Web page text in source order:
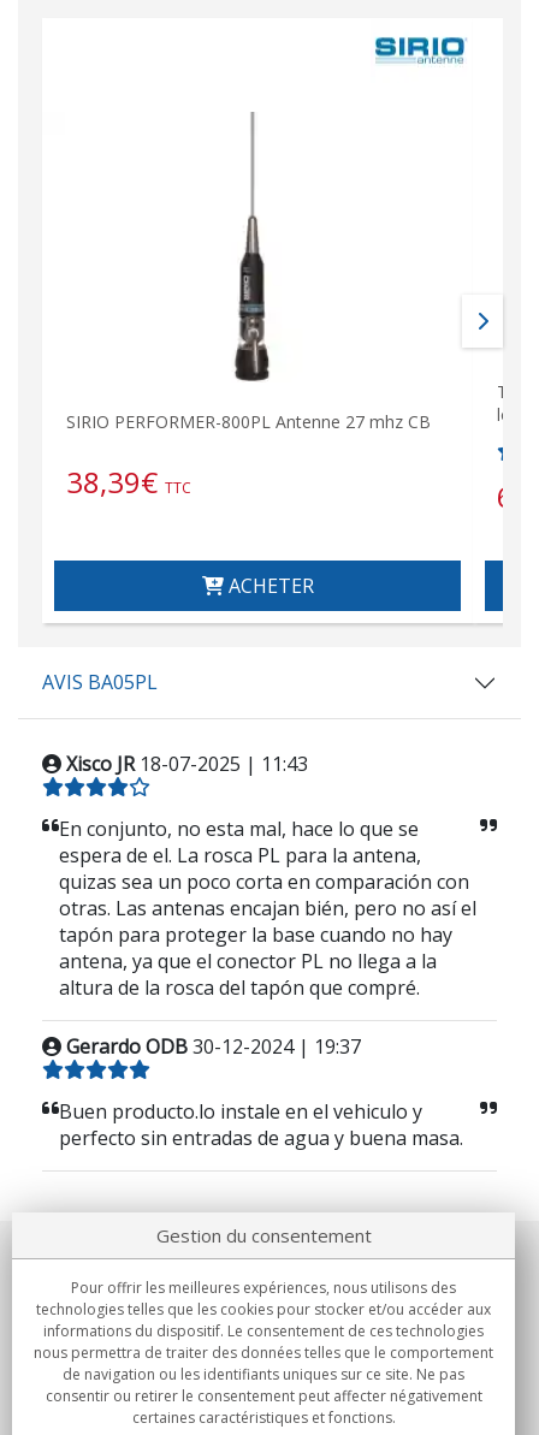
SIRIO PERFORMER-800PL Antenne 27 mhz CB
38,39€ TTC
ACHETER
AVIS BA05PL
Xisco JR 18-07-2025 | 11:43
En conjunto, no esta mal, hace lo que se
espera de el. La rosca PL para la antena,
quizas sea un poco corta en comparación con
otras. Las antenas encajan bién, pero no así el
tapón para proteger la base cuando no hay
antena, ya que el conector PL no llega a la
altura de la rosca del tapón que compré.
Gerardo ODB30-12-2024 | 19:37
Buen producto.lo instale en el vehiculo y
perfecto sin entradas de agua y buena masa.
Notre société
Engagements
Achats
Gestion du consentement
Pour offrir les meilleures expériences, nous utilisons des
technologies telles que les cookies pour stocker et/ou accéder aux
informations du dispositif. Le consentement de ces technologies
nous permettra de traiter des données telles que le comportement
de navigation ou les identifiants uniques sur ce site. Ne pas
consentir ou retirer le consentement peut affecter négativement
certaines caractéristiques et fonctions.